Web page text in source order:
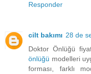
Responder
cilt bakımı 28 de
Doktor Önlüğü
önlüğü modelleri
forması, farklı